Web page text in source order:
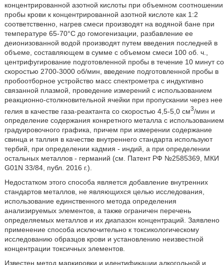
концентрированной азотной кислоты при объемном соотношении
пробы крови к концентрированной азотной кислоте как 1:2
соответственно, нагрев смеси производят на водяной бане при
температуре 65-70°С до гомогенизации, разбавление ее
деионизованной водой производят путем введения последней в
объеме, составляющем в сумме с объемом смеси 100 об. ч.,
центрифугирование подготовленной пробы в течение 10 минут со
скоростью 2700-3000 об/мин, введение подготовленной пробы в
пробоотборное устройство масс спектрометра с индуктивно
связанной плазмой, проведение измерений с использованием
реакционно-столкновительной ячейки при пропускании через нее
гелия в качестве газа-реактанта со скоростью 4,5-5,0 см3/мин и
определение содержания конкретного металла с использованием
градуировочного графика, причем при измерении содержание
свинца и таллия в качестве внутреннего стандарта используют
тербий, при определении кадмия - индий, а при определении
остальных металлов - германий (см. Патент РФ №2585369, МКИ
G01N 33/84, публ. 2016 г.).
Недостатком этого способа является добавление внутренних
стандартов металлов, не являющихся целью исследования,
использование единственного метода определения
анализируемых элементов, а также ограничен перечень
определяемых металлов и их диапазон концентраций. Заявлено
применение способа исключительно к токсикологическому
исследованию образцов крови и установлению неизвестной
концентрации токсичных элементов.
Известен метод маркировки и идентификации алкогольной и